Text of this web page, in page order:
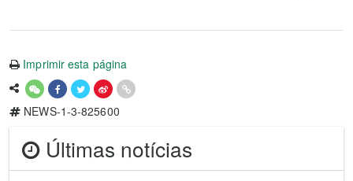
Imprimir esta página
NEWS-1-3-825600
Últimas notícias